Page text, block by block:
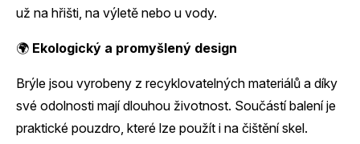
už na hřišti, na výletě nebo u vody.
🌍 Ekologický a promyšlený design
Brýle jsou vyrobeny z recyklovatelných materiálů a díky
své odolnosti mají dlouhou životnost. Součástí balení je
praktické pouzdro, které lze použít i na čištění skel.